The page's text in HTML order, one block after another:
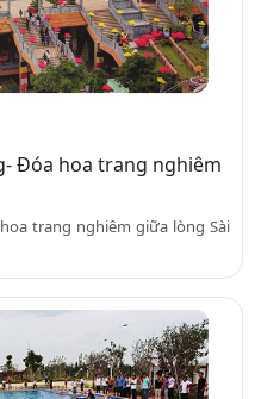
Đóa hoa trang nghiêm
trang nghiêm giữa lòng Sài